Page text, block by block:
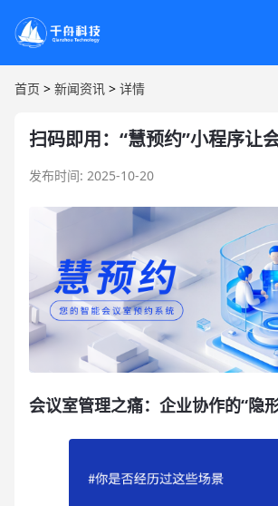
首页 > 新闻资讯 > 详情
扫码即用：“慧预约”小程序让
发布时间: 2025-10-20
会议室管理之痛：企业协作的“隐